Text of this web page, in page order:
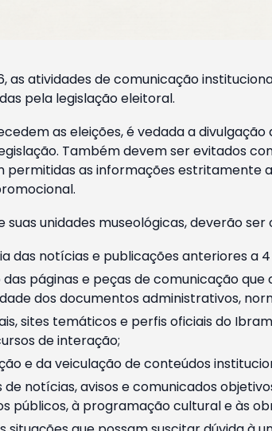
as atividades de comunicação
pela legislação eleitoral.
as eleições, é vedada a
Também devem ser evitados
permitidas as informações estritamente
suas unidades museológicas, deverão
das notícias e publicações anteriores a
páginas e peças de comunicação
dos documentos administrativos,
sites temáticos e perfis oficiais do
de interação;
e da veiculação de conteúdos
notícias, avisos e comunicados
públicos, à programação cultural e às